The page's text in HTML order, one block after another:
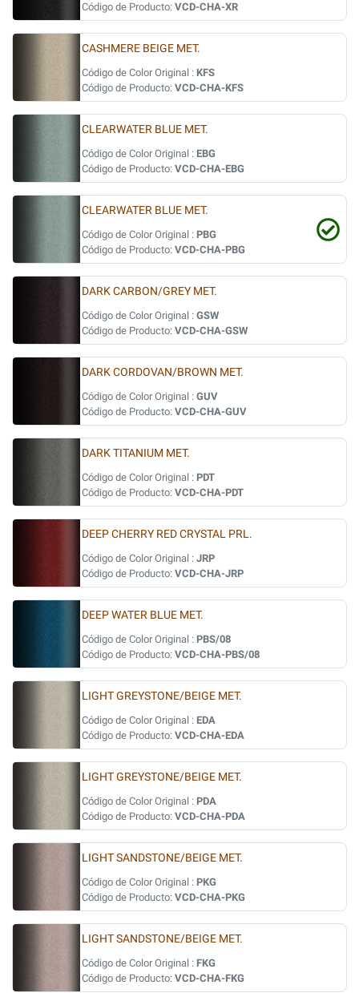
Código de Producto: VCD-CHA-XR
CASHMERE BEIGE MET.
Código de Color Original : KFS
Código de Producto: VCD-CHA-KFS
CLEARWATER BLUE MET.
Código de Color Original : EBG
Código de Producto: VCD-CHA-EBG
CLEARWATER BLUE MET.
Código de Color Original : PBG
Código de Producto: VCD-CHA-PBG
DARK CARBON/GREY MET.
Código de Color Original : GSW
Código de Producto: VCD-CHA-GSW
DARK CORDOVAN/BROWN MET.
Código de Color Original : GUV
Código de Producto: VCD-CHA-GUV
DARK TITANIUM MET.
Código de Color Original : PDT
Código de Producto: VCD-CHA-PDT
DEEP CHERRY RED CRYSTAL PRL.
Código de Color Original : JRP
Código de Producto: VCD-CHA-JRP
DEEP WATER BLUE MET.
Código de Color Original : PBS/08
Código de Producto: VCD-CHA-PBS/08
LIGHT GREYSTONE/BEIGE MET.
Código de Color Original : EDA
Código de Producto: VCD-CHA-EDA
LIGHT GREYSTONE/BEIGE MET.
Código de Color Original : PDA
Código de Producto: VCD-CHA-PDA
LIGHT SANDSTONE/BEIGE MET.
Código de Color Original : PKG
Código de Producto: VCD-CHA-PKG
LIGHT SANDSTONE/BEIGE MET.
Código de Color Original : FKG
Código de Producto: VCD-CHA-FKG